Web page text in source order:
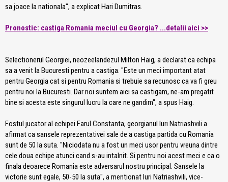
sa joace la nationala", a explicat Hari Dumitras.
Pronostic: castiga Romania meciul cu Georgia? ...detalii aici >>
Selectionerul Georgiei, neozeelandezul Milton Haig, a declarat ca echipa
sa a venit la Bucuresti pentru a castiga. "Este un meci important atat
pentru Georgia cat si pentru Romania si trebuie sa recunosc ca va fi greu
pentru noi la Bucuresti. Dar noi suntem aici sa castigam, ne-am pregatit
bine si acesta este singurul lucru la care ne gandim", a spus Haig.
Fostul jucator al echipei Farul Constanta, georgianul Iuri Natriashvili a
afirmat ca sansele reprezentativei sale de a castiga partida cu Romania
sunt de 50 la suta. "Niciodata nu a fost un meci usor pentru vreuna dintre
cele doua echipe atunci cand s-au intalnit. Si pentru noi acest meci e ca o
finala deoarece Romania este adversarul nostru principal. Sansele la
victorie sunt egale, 50-50 la suta", a mentionat Iuri Natriashvili, vice-